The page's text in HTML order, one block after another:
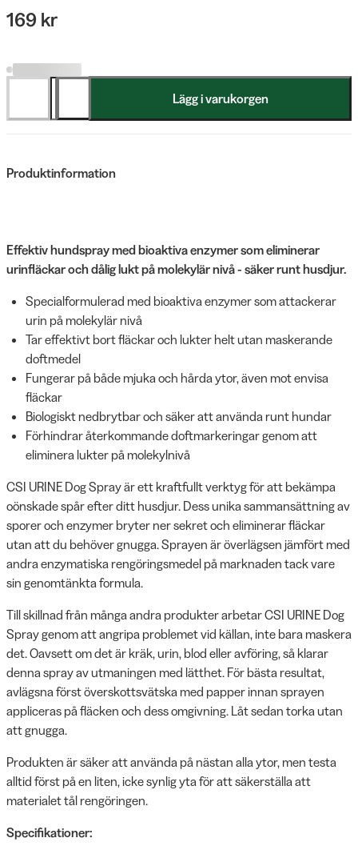
169 kr
Lägg i varukorgen
Produktinformation
Effektiv hundspray med bioaktiva enzymer som eliminerar
urinfläckar och dålig lukt på molekylär nivå - säker runt husdjur.
Specialformulerad med bioaktiva enzymer som attackerar
urin på molekylär nivå
Tar effektivt bort fläckar och lukter helt utan maskerande
doftmedel
Fungerar på både mjuka och hårda ytor, även mot envisa
fläckar
Biologiskt nedbrytbar och säker att använda runt hundar
Förhindrar återkommande doftmarkeringar genom att
eliminera lukter på molekylnivå
CSI URINE Dog Spray är ett kraftfullt verktyg för att bekämpa
oönskade spår efter ditt husdjur. Dess unika sammansättning av
sporer och enzymer bryter ner sekret och eliminerar fläckar
utan att du behöver gnugga. Sprayen är överlägsen jämfört med
andra enzymatiska rengöringsmedel på marknaden tack vare
sin genomtänkta formula.
Till skillnad från många andra produkter arbetar CSI URINE Dog
Spray genom att angripa problemet vid källan, inte bara maskera
det. Oavsett om det är kräk, urin, blod eller avföring, så klarar
denna spray av utmaningen med lätthet. För bästa resultat,
avlägsna först överskottsvätska med papper innan sprayen
appliceras på fläcken och dess omgivning. Låt sedan torka utan
att gnugga.
Produkten är säker att använda på nästan alla ytor, men testa
alltid först på en liten, icke synlig yta för att säkerställa att
materialet tål rengöringen.
Specifikationer: